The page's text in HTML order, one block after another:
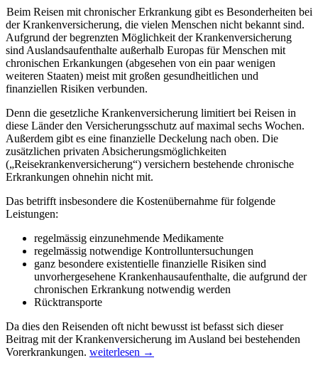
Beim Reisen mit chronischer Erkrankung gibt es Besonderheiten bei
der Krankenversicherung, die vielen Menschen nicht bekannt sind.
Aufgrund der begrenzten Möglichkeit der Krankenversicherung
sind Auslandsaufenthalte außerhalb Europas für Menschen mit
chronischen Erkankungen (abgesehen von ein paar wenigen
weiteren Staaten) meist mit großen gesundheitlichen und
finanziellen Risiken verbunden.
Denn die gesetzliche Krankenversicherung limitiert bei Reisen in
diese Länder den Versicherungsschutz auf maximal sechs Wochen.
Außerdem gibt es eine finanzielle Deckelung nach oben. Die
zusätzlichen privaten Absicherungsmöglichkeiten
(„Reisekrankenversicherung“) versichern bestehende chronische
Erkrankungen ohnehin nicht mit.
Das betrifft insbesondere die Kostenübernahme für folgende
Leistungen:
regelmässig einzunehmende Medikamente
regelmässig notwendige Kontrolluntersuchungen
ganz besondere existentielle finanzielle Risiken sind
unvorhergesehene Krankenhausaufenthalte, die aufgrund der
chronischen Erkrankung notwendig werden
Rücktransporte
Da dies den Reisenden oft nicht bewusst ist befasst sich dieser
Beitrag mit der Krankenversicherung im Ausland bei bestehenden
Vorerkrankungen. Krankenversicherung
weiterlesen →